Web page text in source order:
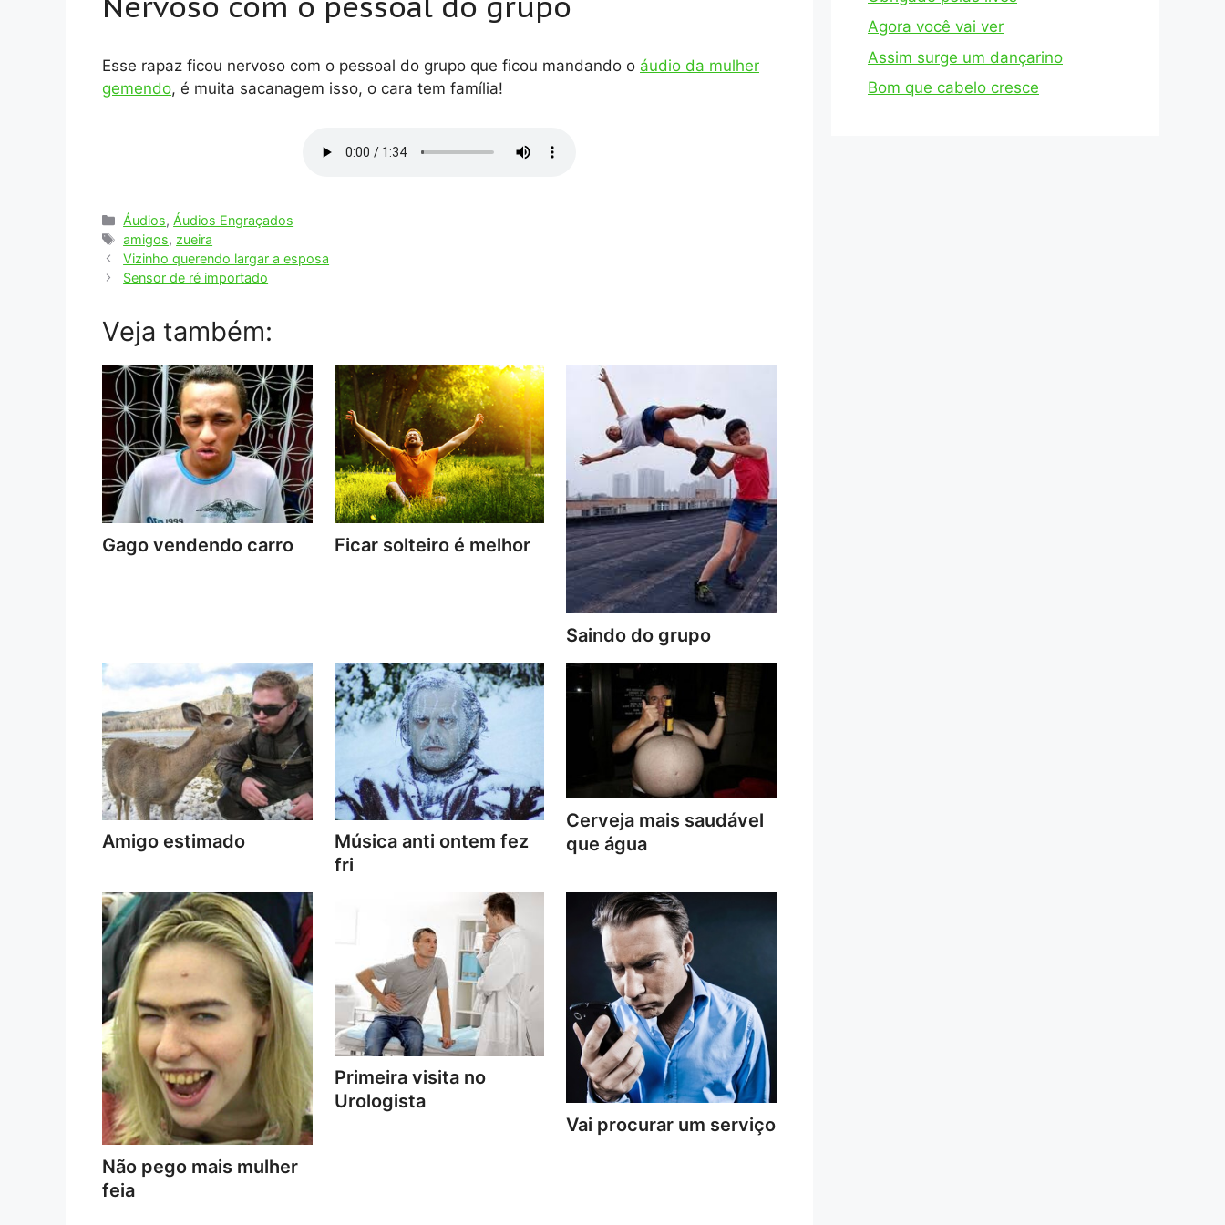
Esse rapaz ficou nervoso com o pessoal do grupo que ficou mandando o áudio da mulher
gemendo, é muita sacanagem isso, o cara tem família!
Categorias
Áudios, Áudios Engraçados
Tags
amigos, zueira
Vizinho querendo largar a esposa
Sensor de ré importado
Veja também:
Gago vendendo carro Ficar solteiro é melhor
Saindo do grupo
Amigo estimado
Música anti ontem fez
fri
Cerveja mais saudável
que água
Não pego mais mulher
feia
Primeira visita no
Urologista
Vai procurar um serviço
Agora você vai ver
Assim surge um dançarino
Bom que cabelo cresce